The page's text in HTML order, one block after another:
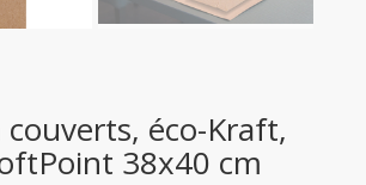
éco-Kraft,
38x40 cm